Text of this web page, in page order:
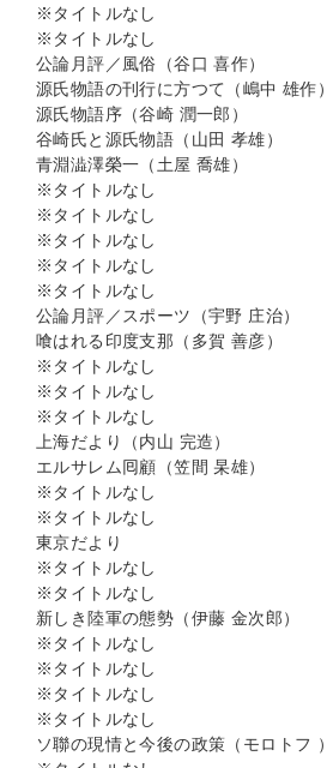
※タイトルなし
※タイトルなし
公論月評／風俗（谷口 喜作）
源氏物語の刊行に方つて（嶋中 雄作）
源氏物語序（谷崎 潤一郎）
谷崎氏と源氏物語（山田 孝雄）
青淵澁澤榮一（土屋 喬雄）
※タイトルなし
※タイトルなし
※タイトルなし
※タイトルなし
※タイトルなし
公論月評／スポーツ（宇野 庄治）
喰はれる印度支那（多賀 善彦）
※タイトルなし
※タイトルなし
※タイトルなし
上海だより（内山 完造）
エルサレム囘顧（笠間 杲雄）
※タイトルなし
※タイトルなし
東京だより
※タイトルなし
※タイトルなし
新しき陸軍の態勢（伊藤 金次郎）
※タイトルなし
※タイトルなし
※タイトルなし
※タイトルなし
ソ聯の現情と今後の政策（モロトフ ）